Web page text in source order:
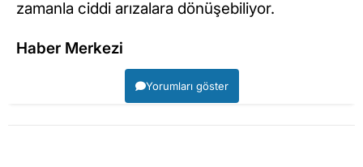
zamanla ciddi arızalara dönüşebiliyor.
Haber Merkezi
Yorumları göster